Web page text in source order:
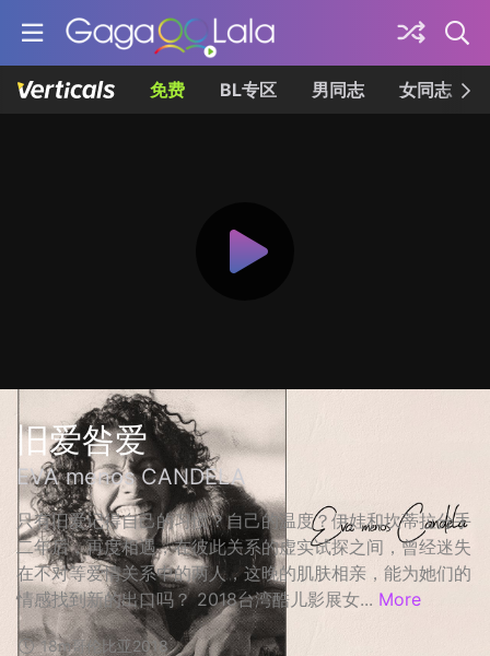
免费 BL专区 男同志 女同志
旧爱咎爱
EVA menos CANDELA
只有旧爱记得自己的习惯？自己的温度？伊娃和坎蒂拉分手
二年后，再度相遇，在彼此关系的虚实试探之间，曾经迷失
在不对等爱情关系中的两人，这晚的肌肤相亲，能为她们的
情感找到新的出口吗？ 2018台湾酷儿影展女... More
18m哥伦比亚2018